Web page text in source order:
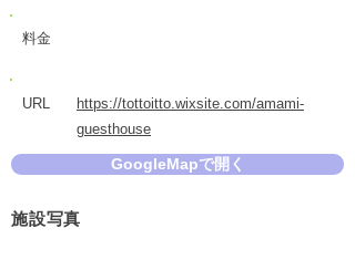
料金
URL
https://tottoitto.wixsite.com/amami-
guesthouse
GoogleMapで開く
施設写真